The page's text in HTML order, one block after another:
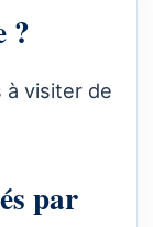
?
à visiter de
par